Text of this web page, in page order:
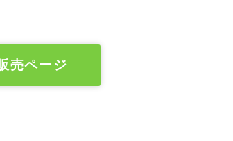
売ページ